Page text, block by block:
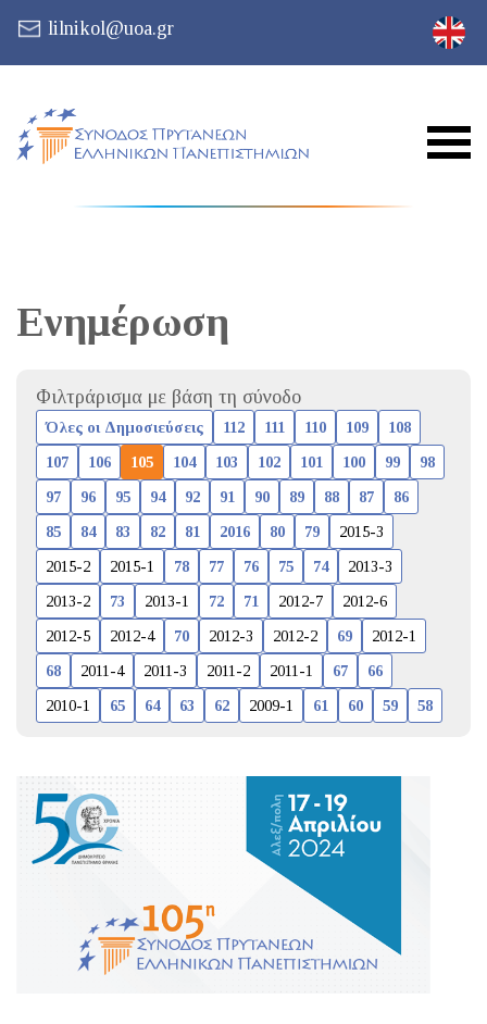
lilnikol@uoa.gr
Ενημέρωση
Φιλτράρισμα με βάση τη σύνοδο
Όλες οι Δημοσιεύσεις 112 111 110 109
108
107
106 105 104 103 102 101 100 99
98
97
96 95 94 92 91 90 89 88 87
86
85
84 83 82 81 2016 80 79
2015-3
2015-2
2015-1 78 77 76 75 74
2013-3
2013-2
73 2013-1 72 71 2012-7
2012-6
2012-5
2012-4 70 2012-3 2012-2 69
2012-1
68
2011-4 2011-3 2011-2 2011-1 67
66
2010-1
65 64 63 62 2009-1 61 60 59 58